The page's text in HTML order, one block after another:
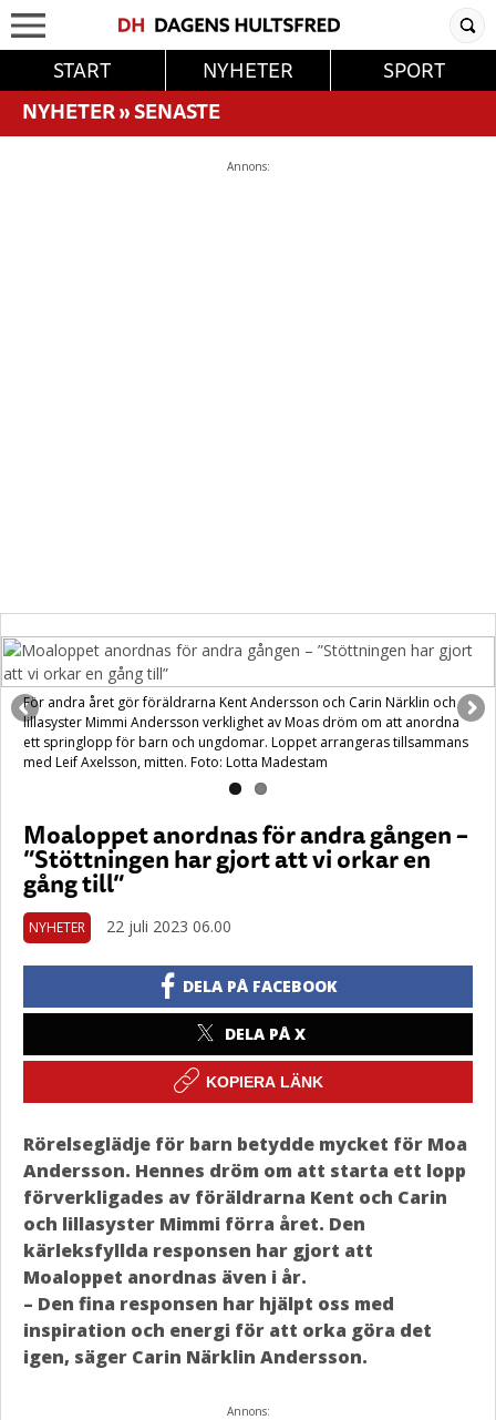
START NYHETER
SPORT
NYHETER»SENASTE
Annons:
För andra året gör föräldrarna Kent Andersson och Carin Närklin och
lillasyster Mimmi Andersson verklighet av Moas dröm om att anordna
ett springlopp för barn och ungdomar. Loppet arrangeras tillsammans
med Leif Axelsson, mitten. Foto: Lotta Madestam
Moaloppet anordnas för andra gången –
”Stöttningen har gjort att vi orkar en
gång till”
NYHETER 22 juli 2023 06.00
DELA PÅ FACEBOOK
DELA PÅ X
KOPIERA LÄNK
Rörelseglädje för barn betydde mycket för Moa
Andersson. Hennes dröm om att starta ett lopp
förverkligades av föräldrarna Kent och Carin
och lillasyster Mimmi förra året. Den
kärleksfyllda responsen har gjort att
Moaloppet anordnas även i år.
– Den fina responsen har hjälpt oss med
inspiration och energi för att orka göra det
igen, säger Carin Närklin Andersson.
Annons: